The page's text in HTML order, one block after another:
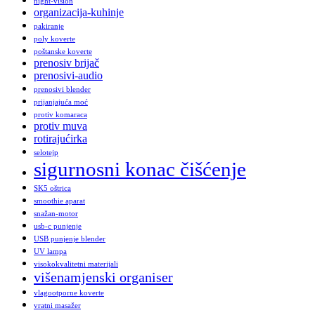
organizacija-kuhinje
pakiranje
poly koverte
poštanske koverte
prenosiv brijač
prenosivi-audio
prenosivi blender
prijanjajuća moć
protiv komaraca
protiv muva
rotirajućirka
selotejp
sigurnosni konac čišćenje
SK5 oštrica
smoothie aparat
snažan-motor
usb-c punjenje
USB punjenje blender
UV lampa
visokokvalitetni materijali
višenamjenski organiser
vlagootporne koverte
vratni masažer